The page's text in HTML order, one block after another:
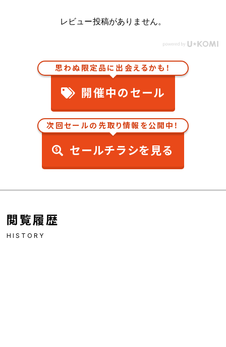
レビュー投稿がありません。
思わぬ限定品に出会えるかも！
開催中のセール
次回セールの先取り情報を公開中！
セールチラシを見る
閲覧履歴
HISTORY